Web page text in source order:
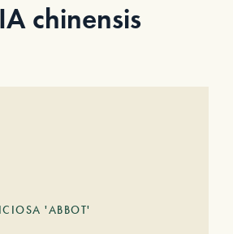
chinensis
'ABBOT'